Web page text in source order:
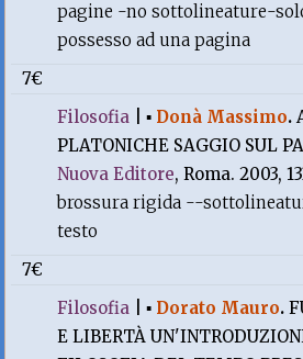
pagine -no sottolineature-
possesso ad una pagina
7€
Filosofia |▪ Donà Massimo.
PLATONICHE SAGGIO SUL
Nuova Editore, Roma. 2003,
brossura rigida --
testo
7€
Filosofia |▪ Dorato Mauro.
E LIBERTÀ